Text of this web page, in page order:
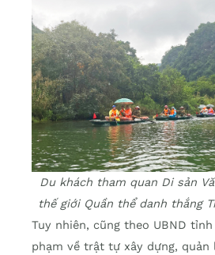
Du khách tham quan Di sản
thế giới Quần thể danh thắng
Tuy nhiên, cũng theo UBND
phạm về trật tự xây dựng, quản